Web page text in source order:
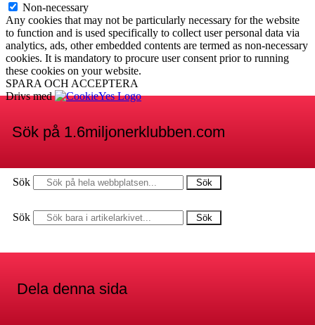
Non-necessary
Any cookies that may not be particularly necessary for the website
to function and is used specifically to collect user personal data via
analytics, ads, other embedded contents are termed as non-necessary
cookies. It is mandatory to procure user consent prior to running
these cookies on your website.
SPARA OCH ACCEPTERA
Drivs med
Sök på 1.6miljonerklubben.com
Sök Sök
Sök Sök
Dela denna sida